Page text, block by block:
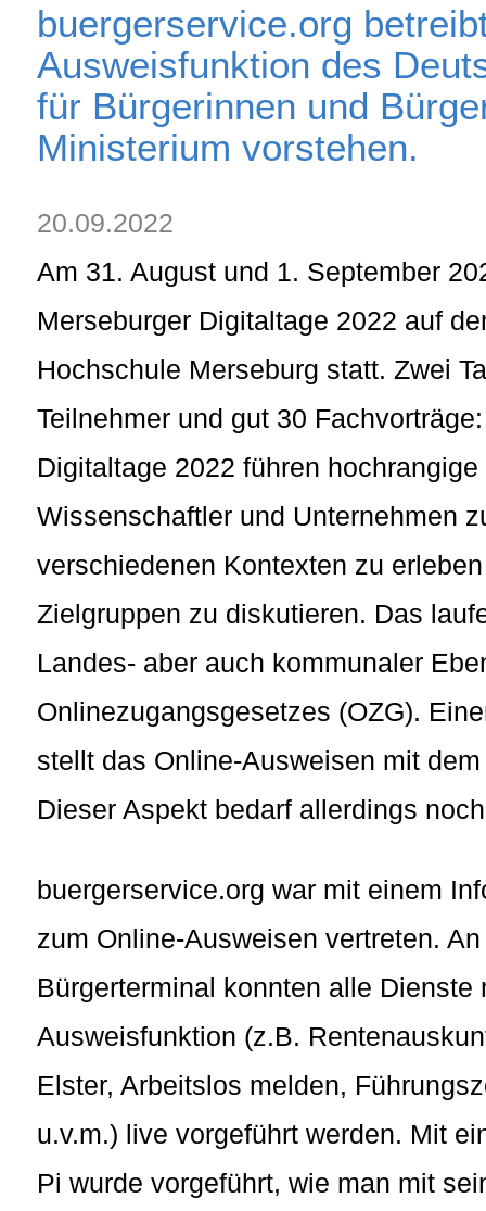
buergerservice.org
Ausweisfunktion des
für Bürgerinnen und
Ministerium vorstehen.
20.09.2022
Am 31. August und 1. September
Merseburger Digitaltage 2022 auf
Hochschule Merseburg statt. Zwei
Teilnehmer und gut 30
Digitaltage 2022 führen
Wissenschaftler und Unternehmen
verschiedenen Kontexten zu
Zielgruppen zu diskutieren. Das
Landes- aber auch kommunaler
Onlinezugangsgesetzes (OZG).
stellt das Online-Ausweisen mit
Dieser Aspekt bedarf allerdings
buergerservice.org war mit einem
zum Online-Ausweisen vertreten.
Bürgerterminal konnten alle Dienste
Ausweisfunktion (z.B.
Elster, Arbeitslos melden,
u.v.m.) live vorgeführt werden. Mit
Pi wurde vorgeführt, wie man mit